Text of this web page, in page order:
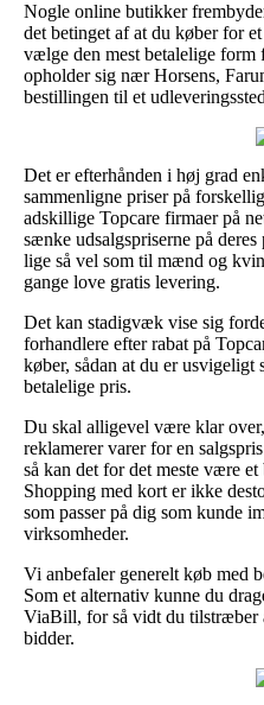
Nogle online butikker
det betinget af at du køber for
vælge den mest betalelige form
opholder sig nær Horsens,
bestillingen til et
Det er efterhånden i høj grad
sammenligne priser på
adskillige Topcare firmaer på
sænke udsalgspriserne på
lige så vel som til mænd og
gange love gratis levering.
Det kan stadigvæk vise sig
forhandlere efter rabat på
køber, sådan at du er usvigeligt
betalelige pris.
Du skal alligevel være klar
reklamerer varer for en
så kan det for det meste være
Shopping med kort er ikke
som passer på dig som kunde
virksomheder.
Vi anbefaler generelt køb med
Som et alternativ kunne du
ViaBill, for så vidt du tilstræber
bidder.